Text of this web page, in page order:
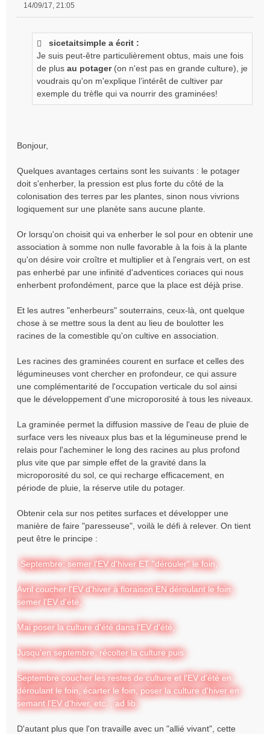
14/09/17, 21:05
sicetaitsimple a écrit :
Je suis peut-être particulièrement obtus, mais une fois
de plus au potager(on n'est pas en grande culture), je
voudrais qu'on m'explique l’intérêt de cultiver par
exemple du trèfle qui va nourrir des graminées!
Bonjour,
Quelques avantages certains sont les suivants : le potager
doit s'enherber, la pression est plus forte du côté de la
colonisation des terres par les plantes, sinon nous vivrions
logiquement sur une planète sans aucune plante.
Or lorsqu'on choisit qui va enherber le sol pour en obtenir une
association à somme non nulle favorable à la fois à la plante
qu'on désire voir croître et multiplier et à l'engrais vert, on est
pas enherbé par une infinité d'adventices coriaces qui nous
enherbent profondément, parce que la place est déjà prise.
Et les autres "enherbeurs" souterrains, ceux-là, ont quelque
chose à se mettre sous la dent au lieu de boulotter les
racines de la comestible qu'on cultive en association.
Les racines des graminées courent en surface et celles des
légumineuses vont chercher en profondeur, ce qui assure
une complémentarité de l'occupation verticale du sol ainsi
que le développement d'une microporosité à tous les niveaux.
La graminée permet la diffusion massive de l'eau de pluie de
surface vers les niveaux plus bas et la légumineuse prend le
relais pour l'acheminer le long des racines au plus profond
plus vite que par simple effet de la gravité dans la
microporosité du sol, ce qui recharge efficacement, en
période de pluie, la réserve utile du potager.
Obtenir cela sur nos petites surfaces et développer une
manière de faire "paresseuse", voilà le défi à relever. On tient
peut être le principe :
Septembre: semer l'EV d'hiver ET "dérouler" le foin,
Avril coucher l'EV d'hiver à floraison EN déroulant le foin,
semer l'EV d'été,
Mai poser la culture d'été dans l'EV d'été,
Jusqu'en septembre, récolter la culture puis
Septembre coucher les restes de culture et l'EV d'été en
déroulant le foin, écarter le foin, poser la culture d'hiver en
semant l'EV d'hiver, etc. , ad lib.
D'autant plus que l'on travaille avec un "allié vivant", cette